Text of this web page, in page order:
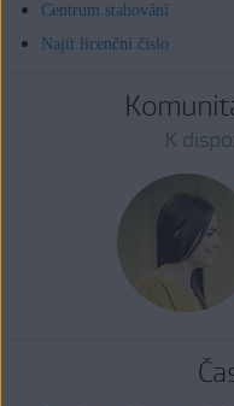
Centrum stahování
Najít licenční číslo
K